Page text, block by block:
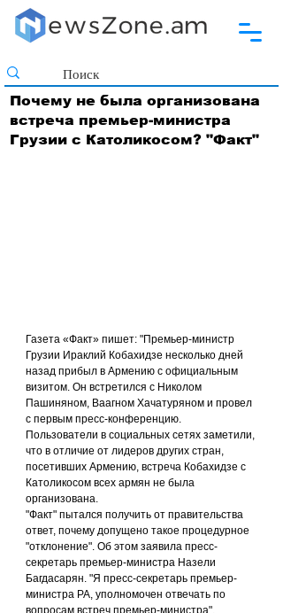
Почему не была организована
встреча премьер-министра
Грузии с Католикосом? "Факт"
Газета «Факт» пишет: "Премьер-министр
Грузии Ираклий Кобахидзе несколько дней
назад прибыл в Армению с официальным
визитом. Он встретился с Николом
Пашиняном, Ваагном Хачатуряном и провел
с первым пресс-конференцию.
Пользователи в социальных сетях заметили,
что в отличие от лидеров других стран,
посетивших Армению, встреча Кобахидзе с
Католикосом всех армян не была
организована.
"Факт" пытался получить от правительства
ответ, почему допущено такое процедурное
"отклонение". Об этом заявила пресс-
секретарь премьер-министра Назели
Багдасарян. "Я пресс-секретарь премьер-
министра РА, уполномочен отвечать по
вопросам встреч премьер-министра".